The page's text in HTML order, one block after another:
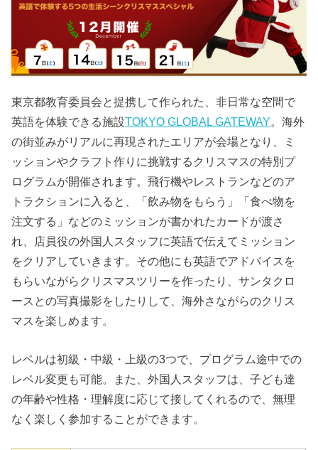
東京都教育委員会と提携して作られた、非日常な空間で
英語を体験できる施設TOKYO GLOBAL GATEWAY。海外
の街並みがリアルに再現されたエリアが会場となり、ミ
ッションやクラフト作りに挑戦するクリスマスの特別プ
ログラムが開催されます。飛行機やレストランなどのア
トラクションに入ると、「飲み物をもらう」「食べ物を
注文する」などのミッションが書かれたカードが渡さ
れ、店員役の外国人スタッフに英語で伝えてミッション
をクリアしていきます。その他にも英語でアドバイスを
もらいながらクリスマスツリーを作ったり、サンタクロ
ースとの写真撮影をしたりして、海外さながらのクリス
マスを楽しめます。
レベルは初級・中級・上級の3つで、プログラム途中での
レベル変更も可能。また、外国人スタッフは、子ども達
の年齢や性格・理解度に応じて接してくれるので、無理
なく楽しく参加することができます。